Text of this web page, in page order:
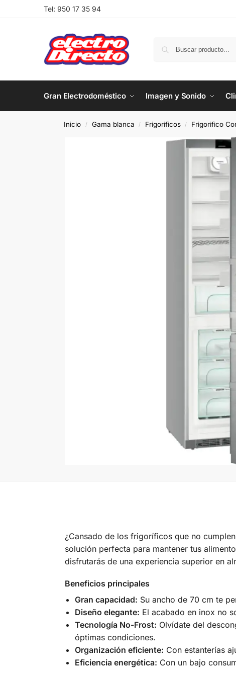
Tel: 950 17 35 94
Gran Electrodoméstico Imagen y Sonido
Inicio / Gama blanca / Frigorificos / Frigorifico
¿Cansado de los frigoríficos que no
solución perfecta para mantener tus
disfrutarás de una experiencia superior en
Beneficios principales
Gran capacidad: Su ancho de 70 cm te
Diseño elegante: El acabado en inox no
Tecnología No-Frost: Olvídate del
óptimas condiciones.
Organización eficiente: Con estanterías
Eficiencia energética: Con un bajo